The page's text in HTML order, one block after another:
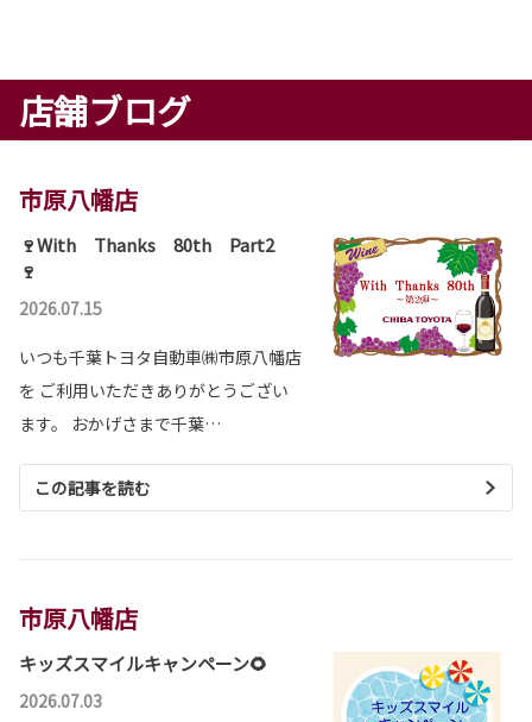
店舗ブログ
市原八幡店
🍷With Thanks 80th Part2
🍷
2026.07.15
いつも千葉トヨタ自動車㈱市原八幡店
を ご利用いただきありがとうござい
ます。 おかげさまで千葉…
この記事を読む
市原八幡店
キッズスマイルキャンペーン🌻
2026.07.03